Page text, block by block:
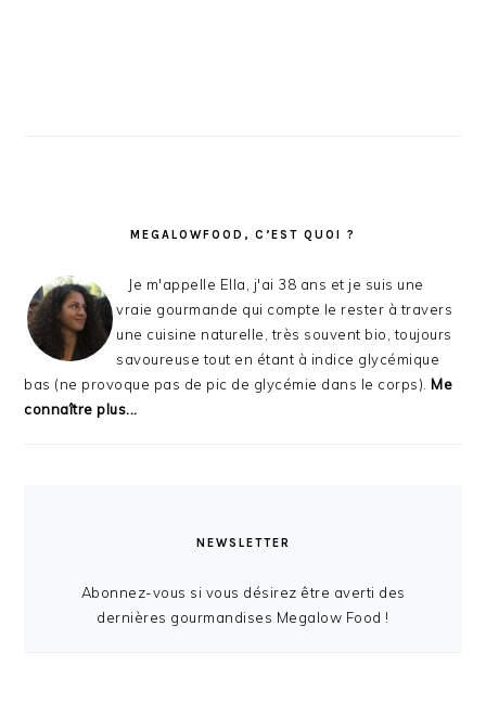
MEGALOWFOOD, C’EST QUOI ?
Je m'appelle Ella, j'ai 38 ans et je suis une
vraie gourmande qui compte le rester à travers
une cuisine naturelle, très souvent bio, toujours
savoureuse tout en étant à indice glycémique
bas (ne provoque pas de pic de glycémie dans le corps).Me
connaître plus...
NEWSLETTER
Abonnez-vous si vous désirez être averti des
dernières gourmandises Megalow Food !